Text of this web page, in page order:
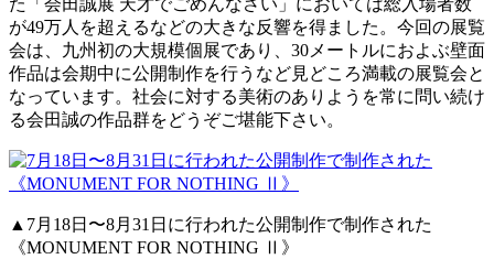
が49万人を超えるなどの大きな反響を得ました。今回の展覧
会は、九州初の大規模個展であり、30メートルにおよぶ壁面
作品は会期中に公開制作を行うなど見どころ満載の展覧会と
なっています。社会に対する美術のありようを常に問い続け
る会田誠の作品群をどうぞご堪能下さい。
▲7月18日〜8月31日に行われた公開制作で制作された
《MONUMENT FOR NOTHING Ⅱ》